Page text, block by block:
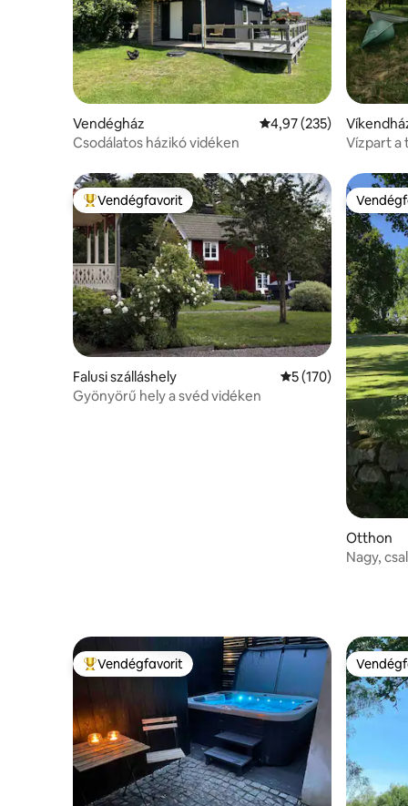
Vendégház Átlagos értékelés: 5/
4,97 (235)
Csodálatos házikó vidéken
Vízpart a
Kiemelt vendégfavorit
Vendégfavorit
Falusi szálláshely Átlagos értékelés:
5 (170)
Gyönyörű hely a svéd vidéken
Otthon
Nagy,
Kiemelt vendégfavorit
Vendégfavorit